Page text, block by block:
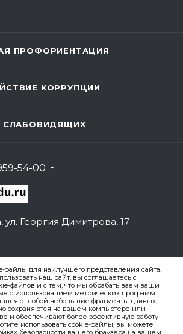
файлы для наилучшего представления сайта.
наш сайт, вы соглашаетесь с
файлов и с тем, что мы обрабатываем ваши
с использованием метрических программ.
собой небольшие фрагменты данных,
сохраняются на вашем компьютере или
и обеспечивают более эффективную работу
использовать cookie-файлы, вы можете
безопасности вашего браузера на вашем
ПРОФОРИЕНТАЦИЯ
КОРРУПЦИИ
СЛАБОВИДЯЩИХ
54-00
ул. Георгия Димитрова, 17